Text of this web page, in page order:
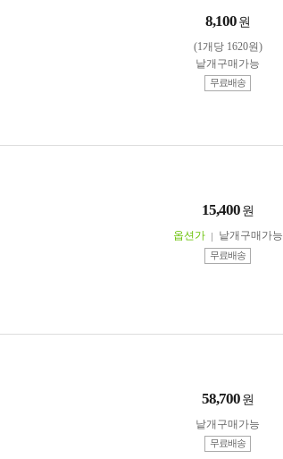
8,100 원
(1개당 1620원)
낱개구매가능
무료배송
15,400 원
옵션가 낱개구매가능
무료배송
58,700 원
낱개구매가능
무료배송